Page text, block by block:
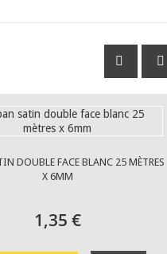
DOUBLE FACE BLANC 25 MÈTRES
X 6MM
1,35 €